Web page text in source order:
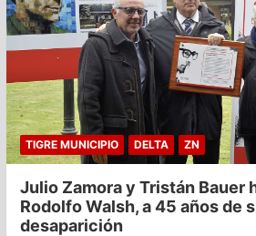
TIGRE MUNICIPIO DELTA ZN
Julio Zamora y Tristán Bauer
Rodolfo Walsh, a 45 años de
desaparición